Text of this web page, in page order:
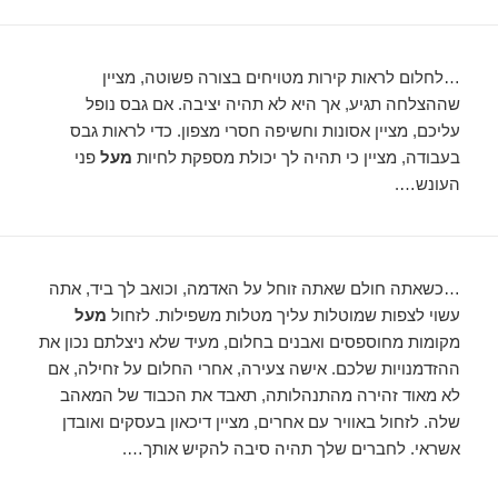
…לחלום לראות קירות מטויחים בצורה פשוטה, מציין
שההצלחה תגיע, אך היא לא תהיה יציבה. אם גבס נופל
עליכם, מציין אסונות וחשיפה חסרי מצפון. כדי לראות גבס
בעבודה, מציין כי תהיה לך יכולת מספקת לחיות מעל פני
העונש….
…כשאתה חולם שאתה זוחל על האדמה, וכואב לך ביד, אתה
עשוי לצפות שמוטלות עליך מטלות משפילות. לזחול מעל
מקומות מחוספסים ואבנים בחלום, מעיד שלא ניצלתם נכון את
ההזדמנויות שלכם. אישה צעירה, אחרי החלום על זחילה, אם
לא מאוד זהירה מהתנהלותה, תאבד את הכבוד של המאהב
שלה. לזחול באוויר עם אחרים, מציין דיכאון בעסקים ואובדן
אשראי. לחברים שלך תהיה סיבה להקיש אותך….